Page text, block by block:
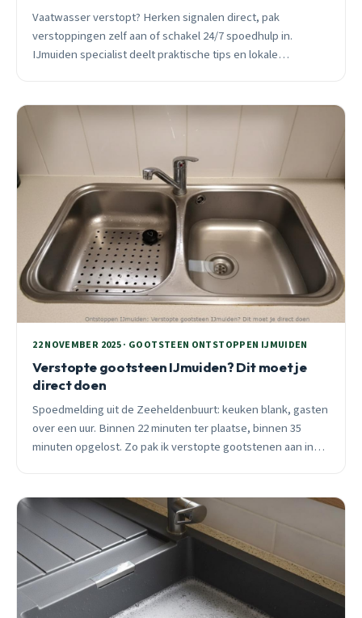
Vaatwasser verstopt? Herken signalen direct, pak
verstoppingen zelf aan of schakel 24/7 spoedhulp in.
IJmuiden specialist deelt praktische tips en lokale
22 NOVEMBER 2025 · GOOTSTEEN ONTSTOPPEN IJMUIDEN
Verstopte gootsteen IJmuiden? Dit moet je
direct doen
Spoedmelding uit de Zeeheldenbuurt: keuken blank, gasten
over een uur. Binnen 22 minuten ter plaatse, binnen 35
minuten opgelost. Zo pak ik verstopte gootstenen aan in